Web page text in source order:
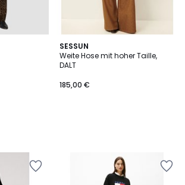
SESSUN
Weite Hose mit hoher Taille,
DALT
185,00 €